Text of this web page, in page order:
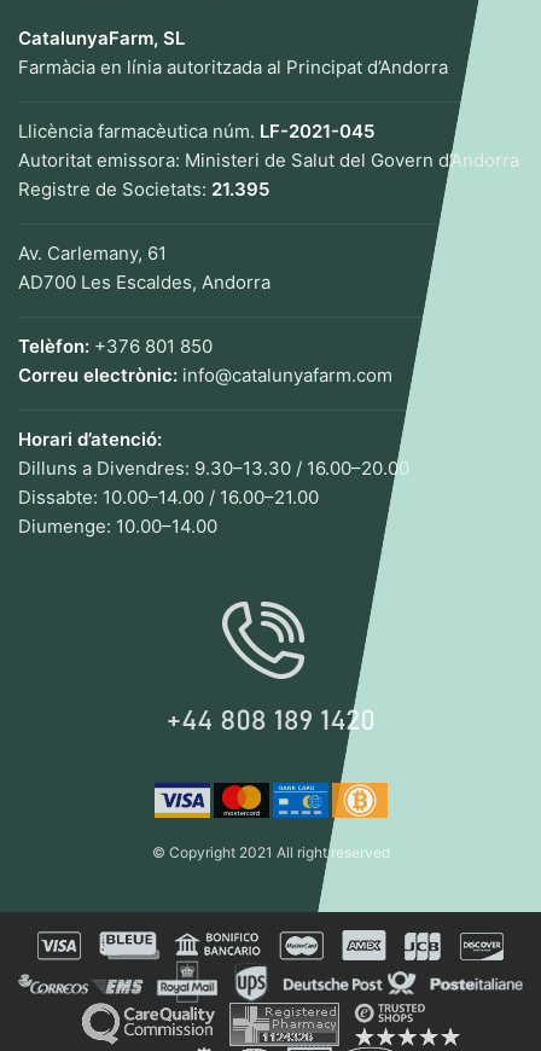
CatalunyaFarm, SL
Farmàcia en línia autoritzada al Principat d’Andorra
Llicència farmacèutica núm. LF-2021-045
Autoritat emissora: Ministeri de Salut del Govern d’Andorra
Registre de Societats: 21.395
Av. Carlemany, 61
AD700 Les Escaldes, Andorra
Telèfon: +376 801 850
Correu electrònic: info@catalunyafarm.com
Horari d’atenció:
Dilluns a Divendres: 9.30–13.30 / 16.00–20.00
Dissabte: 10.00–14.00 / 16.00–21.00
Diumenge: 10.00–14.00
© Copyright 2021 All right reserved